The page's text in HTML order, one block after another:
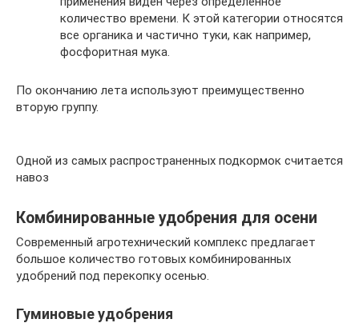
количество времени. К этой категории относятся
все органика и частично туки, как например,
фосфоритная мука.
По окончанию лета используют преимущественно
вторую группу.
Одной из самых распространенных подкормок считается
навоз
Комбинированные удобрения для осени
Современный агротехнический комплекс предлагает
большое количество готовых комбинированных
удобрений под перекопку осенью.
Гуминовые удобрения